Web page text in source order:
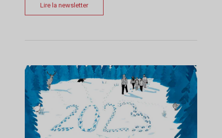
Lire la newsletter